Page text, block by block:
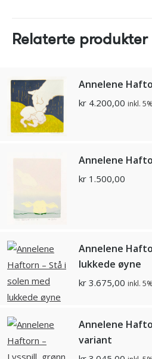
Relaterte produkter
Annelene
kr 4.200,00 inkl.
Annelene
kr 1.500,00
Annelene
lukkede øyne
kr 3.675,00 inkl.
Annelene
variant